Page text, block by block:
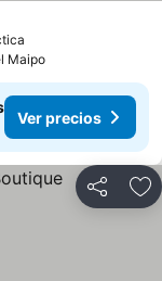
Maipo
Ver precios
Compartir